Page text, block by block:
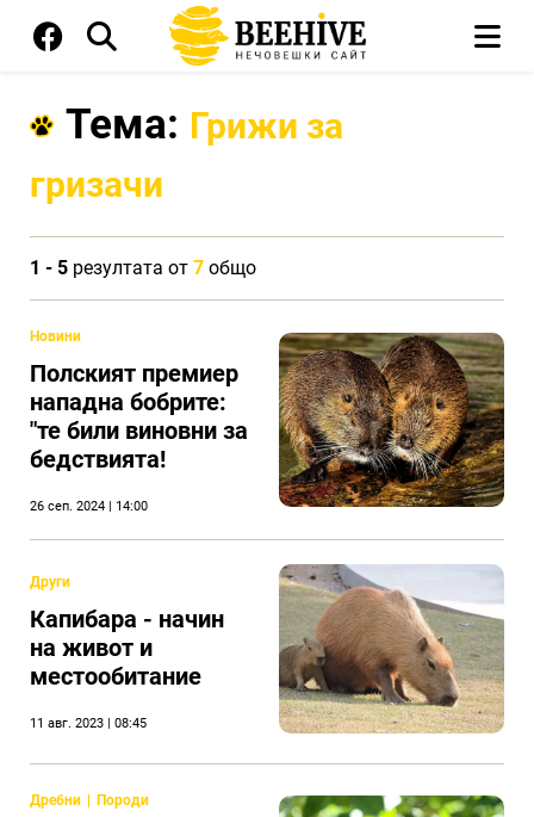
Тема: Грижи за
гризачи
1 - 5 резултата от 7 общо
Новини
Полският премиер
нападна бобрите:
"те били виновни за
бедствията!
26 сеп. 2024 | 14:00
Други
Капибарa - начин
на живот и
местообитание
11 авг. 2023 | 08:45
Дребни Породи